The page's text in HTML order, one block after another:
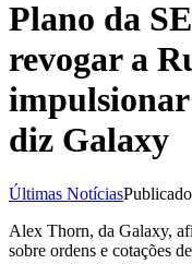
Plano da
revogar a
impulsionar
diz Galaxy
Últimas NotíciasPublicado
Alex Thorn, da Galaxy,
sobre ordens e cotações